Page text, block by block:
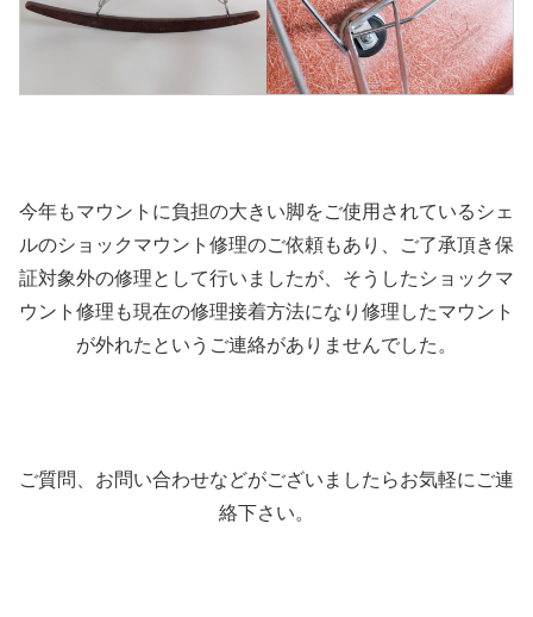
今年もマウントに負担の大きい脚をご使用されているシェ
ルのショックマウント修理のご依頼もあり、ご了承頂き保
証対象外の修理として行いましたが、そうしたショックマ
ウント修理も現在の修理接着方法になり修理したマウント
が外れたというご連絡がありませんでした。
ご質問、お問い合わせなどがございましたらお気軽にご連
絡下さい。